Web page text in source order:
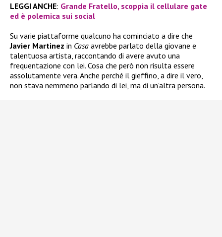
LEGGI ANCHE: Grande Fratello, scoppia il cellulare gate
ed è polemica sui social
Su varie piattaforme qualcuno ha cominciato a dire che
Javier Martinez in Casa avrebbe parlato della giovane e
talentuosa artista, raccontando di avere avuto una
frequentazione con lei. Cosa che però non risulta essere
assolutamente vera. Anche perché il gieffino, a dire il vero,
non stava nemmeno parlando di lei, ma di un’altra persona.